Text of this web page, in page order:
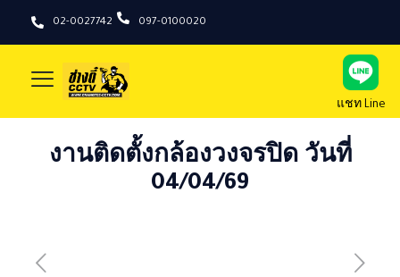
02-0027742 097-0100020
แชท Line
งานติดตั้งกล้องวงจรปิด วันที่
04/04/69